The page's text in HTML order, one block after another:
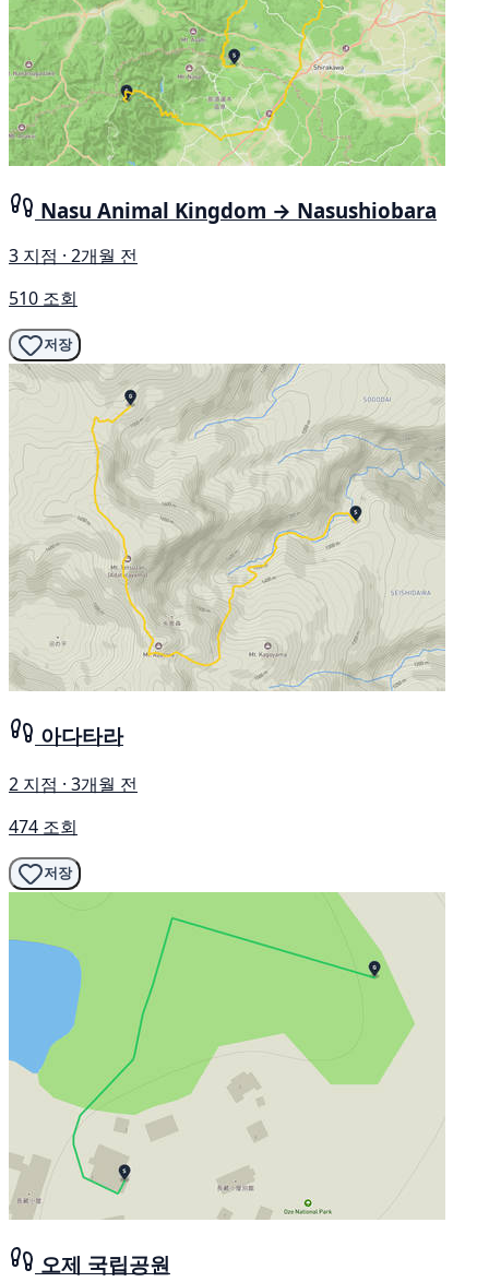
Nasu Animal Kingdom → Nasushiobara
3 지점 · 2개월 전
510 조회
저장
아다타라
2 지점 · 3개월 전
474 조회
저장
오제 국립공원